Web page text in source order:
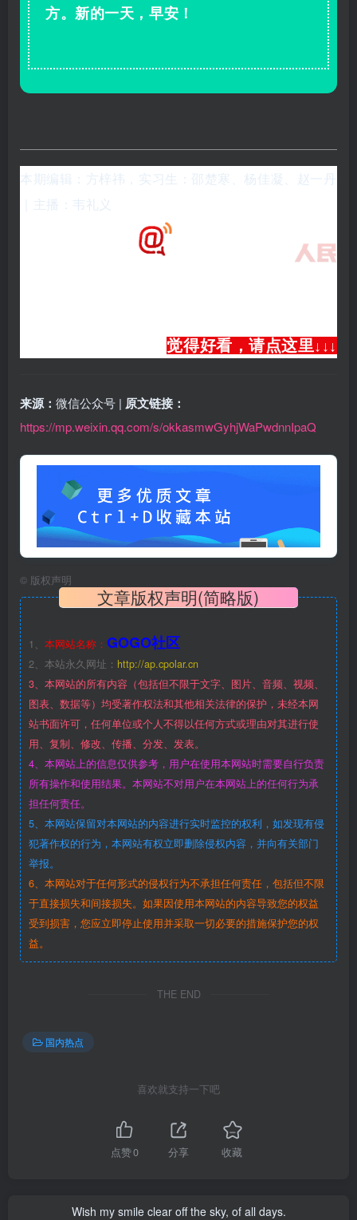
方。新的一天，早安！
本期编辑：方梓祎，实习生：邵楚寒、 杨佳凝、赵一丹
｜主播：韦礼义
觉得好看，请点这里↓ ↓ ↓
来源： 微信公众号 | 原文链接：
https://mp.weixin.qq.com/s/okkasmwGyhjWaPwdnnIpaQ
© 版权声明
文章版权声明(简略版)
1、 本网站名称： GOGO社区
2、本站永久网址： http://ap.cpolar.cn
3、本网站的所有内容（包括但不限于文字、图片、音频、视频、
图表、数据等）均受著作权法和其他相关法律的保护，未经本网
站书面许可，任何单位或个人不得以任何方式或理由对其进行使
用、复制、修改、传播、分发、发表。
4、本网站上的信息仅供参考，用户在使用本网站时需要自行负责
所有操作和使用结果。本网站不对用户在本网站上的任何行为承
担任何责任。
5、本网站保留对本网站的内容进行实时监控的权利，如发现有侵
犯著作权的行为，本网站有权立即删除侵权内容，并向有关部门
举报。
6、本网站对于任何形式的侵权行为不承担任何责任，包括但不限
于直接损失和间接损失。如果因使用本网站的内容导致您的权益
受到损害，您应立即停止使用并采取一切必要的措施保护您的权
益。
THE END
国内热点
喜欢就支持一下吧
点赞0 分享 收藏
Wish my smile clear off the sky, of all days.